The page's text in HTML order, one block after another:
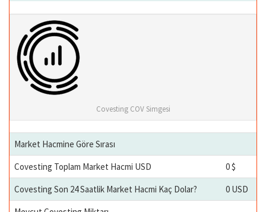
Covesting COV Simgesi
Market Hacmine Göre Sırası
Covesting Toplam Market Hacmi USD
0 $
Covesting Son 24 Saatlik Market Hacmi Kaç Dolar?
0 USD